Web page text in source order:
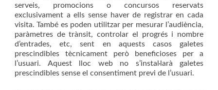
serveis, promocions o concursos reservats
exclusivament a ells sense haver de registrar en cada
visita. També es poden utilitzar per mesurar l’audiència,
paràmetres de trànsit, controlar el progrés i nombre
d’entrades, etc, sent en aquests casos galetes
prescindibles tècnicament però beneficioses per a
l’usuari. Aquest lloc web no s’instal·larà galetes
prescindibles sense el consentiment previ de l’usuari.